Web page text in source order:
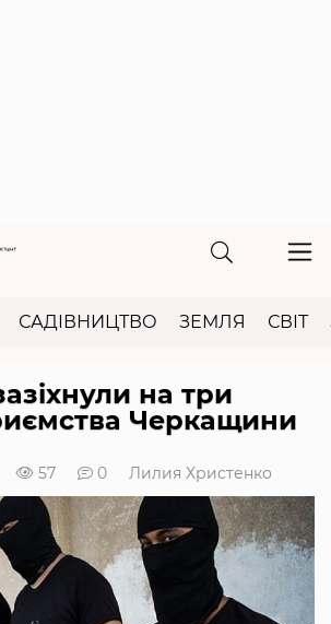
САДІВНИЦТВО ЗЕМЛЯ СВІТ
на три
Черкащини
57 0 Лилия Христенко